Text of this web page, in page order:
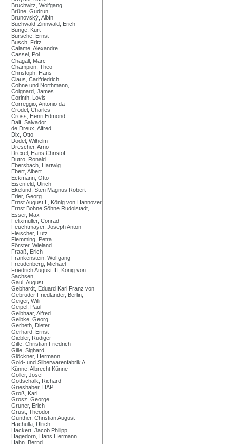
Bruchwitz, Wolfgang
Brüne, Gudrun
Brunovský, Albín
Buchwald-Zinnwald, Erich
Bunge, Kurt
Bursche, Ernst
Busch, Fritz
Calame, Alexandre
Cassel, Pol
Chagall, Marc
Champion, Theo
Christoph, Hans
Claus, Carlfriedrich
Cohne und Northmann,
Coignard, James
Corinth, Lovis
Correggio, Antonio da
Crodel, Charles
Cross, Henri Edmond
Dalí, Salvador
de Dreux, Alfred
Dix, Otto
Dodel, Wilhelm
Drescher, Arno
Drexel, Hans Christof
Dutro, Ronald
Ebersbach, Hartwig
Ebert, Albert
Eckmann, Otto
Eisenfeld, Ulrich
Ekelund, Sten Magnus Robert
Erler, Georg
Ernst August I., König von Hannover,
Ernst Bohne Söhne Rudolstadt,
Esser, Max
Felixmüller, Conrad
Feuchtmayer, Joseph Anton
Fleischer, Lutz
Flemming, Petra
Förster, Wieland
Fraaß, Erich
Frankenstein, Wolfgang
Freudenberg, Michael
Friedrich August III, König von
Sachsen,
Gaul, August
Gebhardt, Eduard Karl Franz von
Gebrüder Friedländer, Berlin,
Geiger, Willi
Geipel, Paul
Gelbhaar, Alfred
Gelbke, Georg
Gerbeth, Dieter
Gerhard, Ernst
Giebler, Rüdiger
Gille, Christian Friedrich
Gille, Sighard
Glöckner, Hermann
Gold- und Silberwarenfabrik A.
Künne, Albrecht Künne
Goller, Josef
Gottschalk, Richard
Grieshaber, HAP
Groß, Karl
Grosz, George
Gruner, Erich
Grust, Theodor
Günther, Christian August
Hachulla, Ulrich
Hackert, Jacob Philipp
Hagedorn, Hans Hermann
Hahn, Bernd